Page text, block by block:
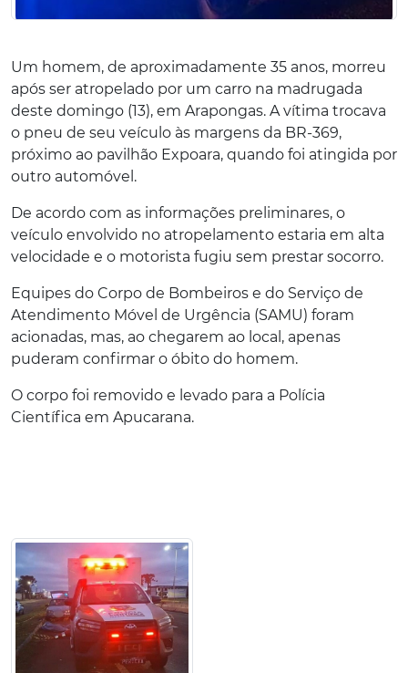
Um homem, de aproximadamente 35 anos, morreu
após ser atropelado por um carro na madrugada
deste domingo (13), em Arapongas. A vítima trocava
o pneu de seu veículo às margens da BR-369,
próximo ao pavilhão Expoara, quando foi atingida por
outro automóvel.
De acordo com as informações preliminares, o
veículo envolvido no atropelamento estaria em alta
velocidade e o motorista fugiu sem prestar socorro.
Equipes do Corpo de Bombeiros e do Serviço de
Atendimento Móvel de Urgência (SAMU) foram
acionadas, mas, ao chegarem ao local, apenas
puderam confirmar o óbito do homem.
O corpo foi removido e levado para a Polícia
Científica em Apucarana.